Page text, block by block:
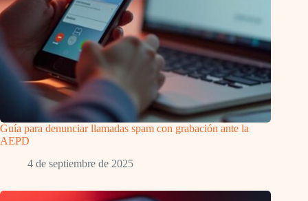
Guía para denunciar llamadas spam con grabación ante la
AEPD
4 de septiembre de 2025